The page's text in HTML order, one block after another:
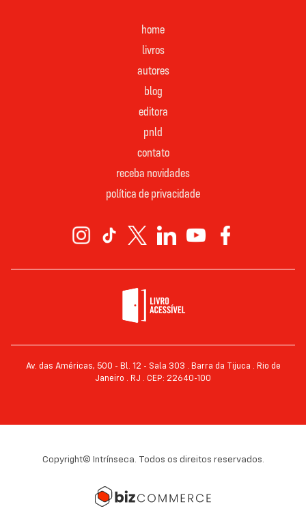
home
livros
autores
blog
editora
pnld
contato
receba novidades
política de privacidade
Av. das Américas, 500 - Bl. 12 - Sala 303 . Barra da Tijuca . Rio de
Janeiro . RJ . CEP: 22640-100
Copyright© Intrínseca. Todos os direitos reservados.